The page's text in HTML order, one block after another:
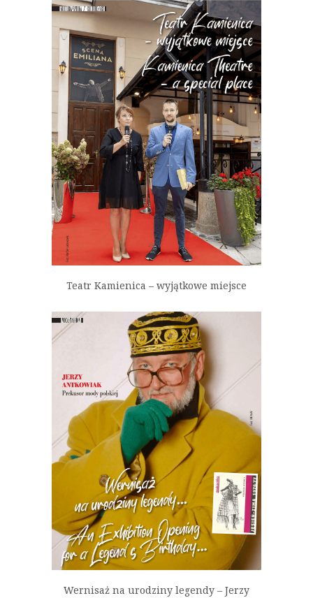
Teatr Kamienica – wyjątkowe miejsce
Wernisaż na urodziny legendy – Jerzy